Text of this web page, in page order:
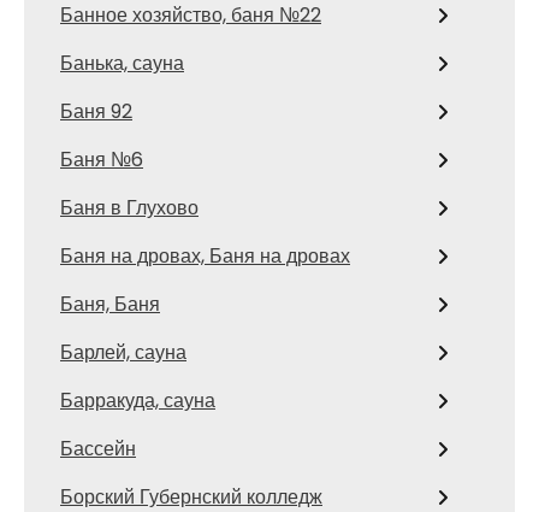
Банное хозяйство, баня №22
Банька, сауна
Баня 92
Баня №6
Баня в Глухово
Баня на дровах, Баня на дровах
Баня, Баня
Барлей, сауна
Барракуда, сауна
Бассейн
Борский Губернский колледж